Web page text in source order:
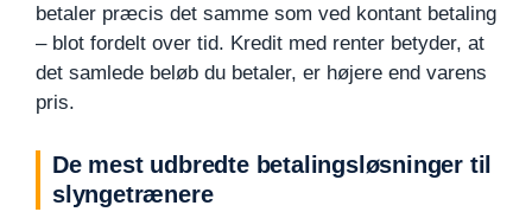
betaler præcis det samme som ved kontant betaling
– blot fordelt over tid. Kredit med renter betyder, at
det samlede beløb du betaler, er højere end varens
pris.
De mest udbredte betalingsløsninger til
slyngetrænere